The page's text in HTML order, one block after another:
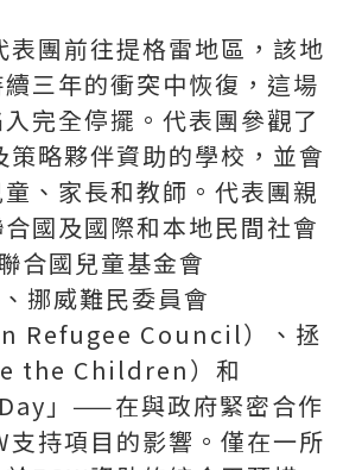
表團前往提格雷地區，該地
三年的衝突中恢復，這場
完全停擺。代表團參觀了
策略夥伴資助的學校，並會
、家長和教師。代表團親
國及國際和本地民間社會
合國兒童基金會
挪威難民委員會
Refugee Council）、拯
the Children）和
」——在與政府緊密合作
支持項目的影響。僅在一所